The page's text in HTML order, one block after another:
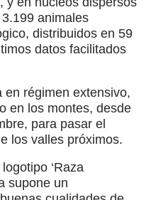
animales
distribuidos en 59
datos facilitados
en régimen extensivo,
en los montes, desde
para pasar el
los valles próximos.
‘Raza
supone un